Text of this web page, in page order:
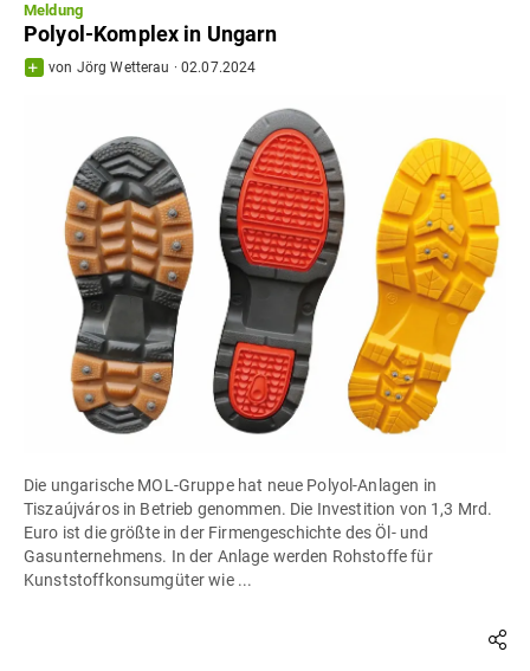
Meldung
Polyol-Komplex in Ungarn
von Jörg Wetterau ·02.07.2024
Die ungarische MOL-Gruppe hat neue Polyol-Anlagen in
Tiszaújváros in Betrieb genommen. Die Investition von 1,3 Mrd.
Euro ist die größte in der Firmengeschichte des Öl- und
Gasunternehmens. In der Anlage werden Rohstoffe für
Kunststoffkonsumgüter wie ...